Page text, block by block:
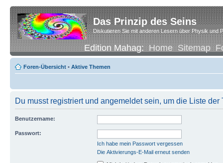
Das Prinzip des Seins
Diskutieren Sie mit anderen Lesern über Physik und
Edition Mahag:Home Sitemap
Foren-Übersicht • Aktive Themen
Du musst registriert und angemeldet sein, um die Liste
Benutzername:
Passwort:
Ich habe mein Passwort vergessen
Die Aktivierungs-E-Mail erneut senden